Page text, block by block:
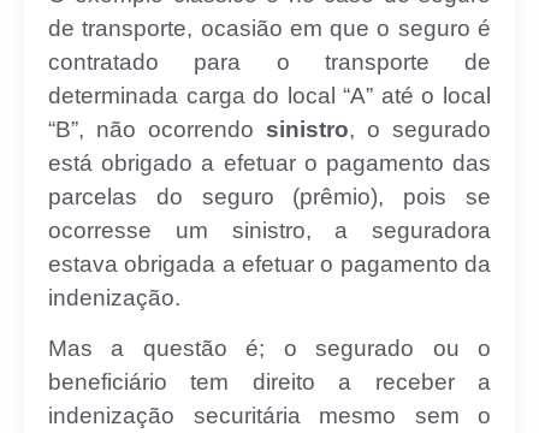
de transporte, ocasião em que o seguro é
contratado para o transporte de
determinada carga do local “A” até o local
“B”, não ocorrendo sinistro, o segurado
está obrigado a efetuar o pagamento das
parcelas do seguro (prêmio), pois se
ocorresse um sinistro, a seguradora
estava obrigada a efetuar o pagamento da
indenização.
Mas a questão é; o segurado ou o
beneficiário tem direito a receber a
indenização securitária mesmo sem o